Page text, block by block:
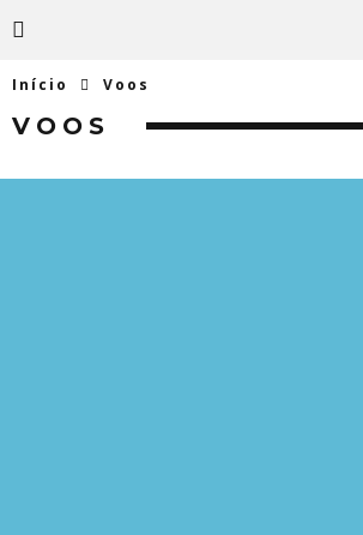
Início Voos
VOOS